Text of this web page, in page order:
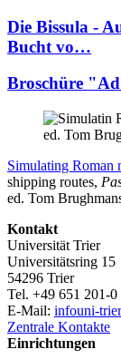
Die Bissula -
Bucht vo…
Broschüre
ed. Tom
Simulating Roman
shipping routes,
ed. Tom
Kontakt
Universität Trier
Universitätsring 15
54296 Trier
Tel. +49 651 201-0
E-Mail: infouni-trier
Zentrale Kontakte
Einrichtungen